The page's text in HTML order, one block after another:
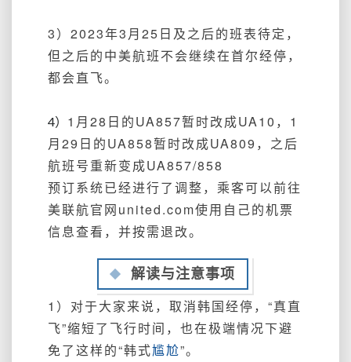
3）2023年3月25日及之后的班表待定，
但之后的中美航班不会继续在首尔经停，
都会直飞。
4） 1月28日的UA857暂时改成UA10，1
月29日的UA858暂时改成UA809，之后
航班号重新变成UA857/858
预订系统已经进行了调整，乘客可以前往
美联航官网united.com使用自己的机票
信息查看，并按需退改。
解读与注意事项
1）对于大家来说，取消韩国经停，“真直
飞”缩短了飞行时间，也在极端情况下避
免了这样的“韩式尴尬”。